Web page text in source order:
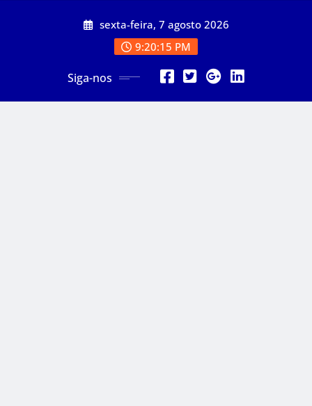
sexta-feira, 7 agosto 2026
9:20:17 PM
Siga-nos